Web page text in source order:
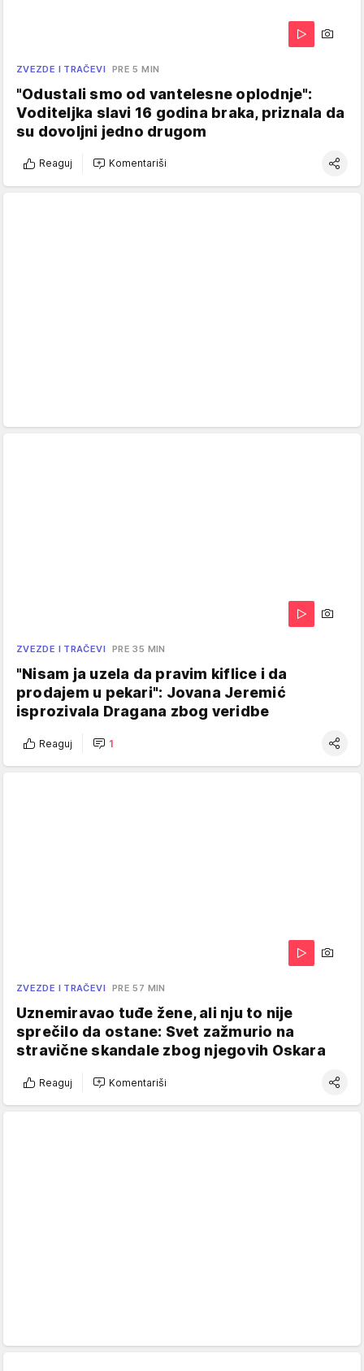
ZVEZDE I TRAČEVI PRE 5 MIN
"Odustali smo od vantelesne oplodnje":
Voditeljka slavi 16 godina braka, priznala da
su dovoljni jedno drugom
Reaguj Komentariši
ZVEZDE I TRAČEVI PRE 35 MIN
"Nisam ja uzela da pravim kiflice i da
prodajem u pekari": Jovana Jeremić
isprozivala Dragana zbog veridbe
Reaguj 1
ZVEZDE I TRAČEVI PRE 57 MIN
Uznemiravao tuđe žene, ali nju to nije
sprečilo da ostane: Svet zažmurio na
stravične skandale zbog njegovih Oskara
Reaguj Komentariši